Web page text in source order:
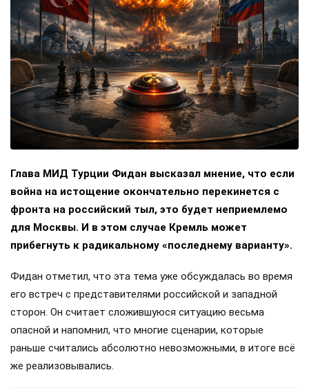
Глава МИД Турции Фидан высказал мнение, что если
война на истощение окончательно перекинется с
фронта на российский тыл, это будет неприемлемо
для Москвы. И в этом случае Кремль может
прибегнуть к радикальному «последнему варианту».
Фидан отметил, что эта тема уже обсуждалась во время
его встреч с представителями российской и западной
сторон. Он считает сложившуюся ситуацию весьма
опасной и напомнил, что многие сценарии, которые
раньше считались абсолютно невозможными, в итоге всё
же реализовывались.